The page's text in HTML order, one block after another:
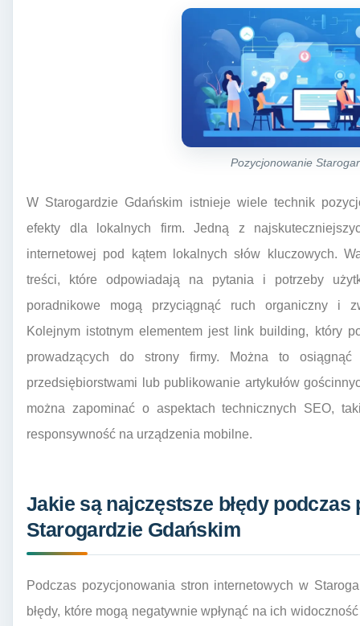
Pozycjonowanie
W Starogardzie Gdańskim istnieje wiele technik
efekty dla lokalnych firm. Jedną z
internetowej pod kątem lokalnych słów kluczowych.
treści, które odpowiadają na pytania i potrzeby
poradnikowe mogą przyciągnąć ruch organiczny i
Kolejnym istotnym elementem jest link building, który
prowadzących do strony firmy. Można to
przedsiębiorstwami lub publikowanie artykułów
można zapominać o aspektach technicznych SEO,
responsywność na urządzenia mobilne.
Jakie są najczęstsze błędy
Starogardzie Gdańskim
Podczas pozycjonowania stron internetowych w
błędy, które mogą negatywnie wpłynąć na ich